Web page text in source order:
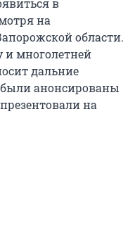
в
на
области.
и многолетней
дальние
анонсированы
на